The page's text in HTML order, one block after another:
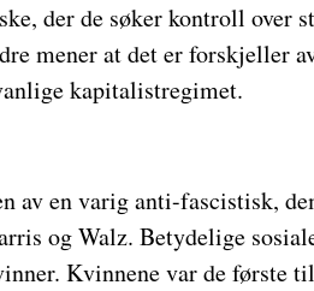
der de søker kontroll over
mener at det er forskjeller
kapitalistregimet.
av en varig anti-fascistisk,
og Walz. Betydelige
Kvinnene var de første